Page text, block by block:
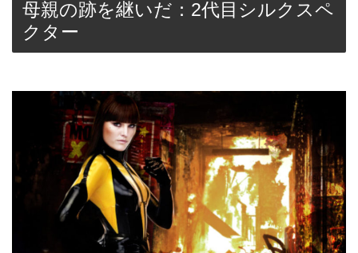
母親の跡を継いだ：2代目シルクスペ
クター